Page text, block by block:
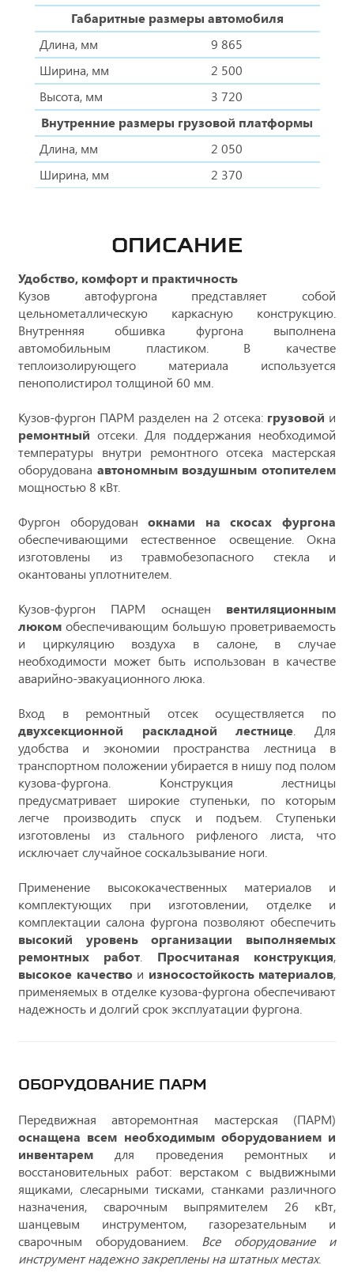
Габаритные размеры автомобиля
Длина, мм
9 865
Ширина, мм
2 500
Высота, мм
3 720
Внутренние размеры грузовой платформы
Длина, мм
2 050
Ширина, мм
2 370
ОПИСАНИЕ
Удобство, комфорт и практичность
Кузов автофургона представляет собой
цельнометаллическую каркасную конструкцию.
Внутренняя обшивка фургона выполнена
автомобильным пластиком. В качестве
теплоизолирующего материала используется
пенополистирол толщиной 60 мм.
Кузов-фургон ПАРМ разделен на 2 отсека: грузовой и
ремонтный отсеки. Для поддержания необходимой
температуры внутри ремонтного отсека мастерская
оборудована автономным воздушным отопителем
мощностью 8 кВт.
Фургон оборудованокнами на скосах фургона
обеспечивающими естественное освещение. Окна
изготовлены из травмобезопасного стекла и
окантованы уплотнителем.
Кузов-фургон ПАРМ оснащен вентиляционным
люком обеспечивающим большую проветриваемость
и циркуляцию воздуха в салоне, в случае
необходимости может быть использован в качестве
аварийно-эвакуационного люка.
Вход в ремонтный отсек осуществляется по
двухсекционной раскладной лестнице. Для
удобства и экономии пространства лестница в
транспортном положении убирается в нишу под полом
кузова-фургона. Конструкция лестницы
предусматривает широкие ступеньки, по которым
легче производить спуск и подъем. Ступеньки
изготовлены из стального рифленого листа, что
исключает случайное соскальзывание ноги.
Применение высококачественных материалов и
комплектующих при изготовлении, отделке и
комплектации салона фургона позволяют обеспечить
высокий уровень организации выполняемых
ремонтных работ. Просчитаная конструкция,
высокое качествои износостойкость материалов,
применяемых в отделке кузова-фургона обеспечивают
надежность и долгий срок эксплуатации фургона.
ОБОРУДОВАНИЕ ПАРМ
Передвижная авторемонтная мастерская (ПАРМ)
оснащена всем необходимым оборудованием и
инвентарем для проведения ремонтных и
восстановительных работ: верстаком с выдвижными
ящиками, слесарными тисками, станками различного
назначения, сварочным выпрямителем 26 кВт,
шанцевым инструментом, газорезательным и
сварочным оборудованием. Все оборудование и
инструмент надежно закреплены на штатных местах.